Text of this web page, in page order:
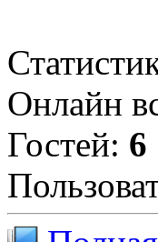
Онлайн
Гостей: 6